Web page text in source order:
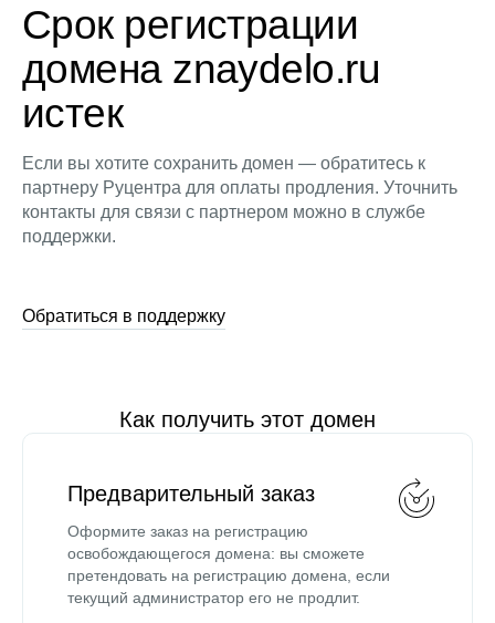
Срок регистрации
домена znaydelo.ru
истек
Если вы хотите сохранить домен — обратитесь к
партнеру Руцентра для оплаты продления. Уточнить
контакты для связи с партнером можно в службе
поддержки.
Обратиться в поддержку
Как получить этот домен
Предварительный заказ
Оформите заказ на регистрацию
освобождающегося домена: вы сможете
претендовать на регистрацию домена, если
текущий администратор его не продлит.